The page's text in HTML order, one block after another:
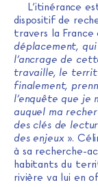
L’itinérance
dispositif de
travers la France
déplacement,
l’ancrage de
travaille, le
finalement,
l’enquête que je
auquel ma
des clés de
des enjeux».
à sa recherche-
habitants du
rivière va lui en